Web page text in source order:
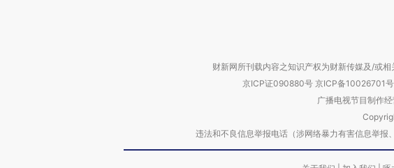
财新网所刊载内容之知识产权为财新传媒及/或
京ICP证090880号 京ICP备10026701
广播电视节目制作
违法和不良信息举报电话（涉网络暴力有害信息举